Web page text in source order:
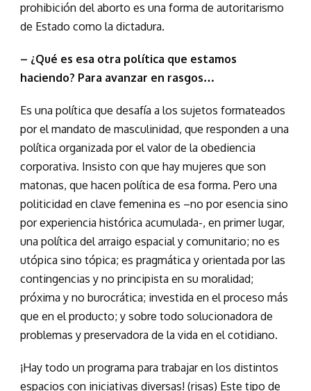
prohibición del aborto es una forma de autoritarismo
de Estado como la dictadura.
– ¿Qué es esa otra política que estamos
haciendo? Para avanzar en rasgos…
Es una política que desafía a los sujetos formateados
por el mandato de masculinidad, que responden a una
política organizada por el valor de la obediencia
corporativa. Insisto con que hay mujeres que son
matonas, que hacen política de esa forma. Pero una
politicidad en clave femenina es –no por esencia sino
por experiencia histórica acumulada-, en primer lugar,
una política del arraigo espacial y comunitario; no es
utópica sino tópica; es pragmática y orientada por las
contingencias y no principista en su moralidad;
próxima y no burocrática; investida en el proceso más
que en el producto; y sobre todo solucionadora de
problemas y preservadora de la vida en el cotidiano.
¡Hay todo un programa para trabajar en los distintos
espacios con iniciativas diversas! (risas) Este tipo de